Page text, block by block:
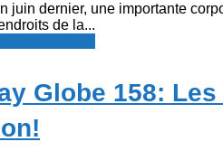
juin dernier, une importante
de la...
Globe 158: